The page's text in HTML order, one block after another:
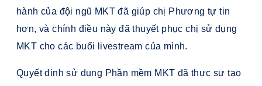
hành của đội ngũ MKT đã giúp chị Phương tự tin
hơn, và chính điều này đã thuyết phục chị sử dụng
MKT cho các buổi livestream của mình.
Quyết định sử dụng Phần mềm MKT đã thực sự tạo